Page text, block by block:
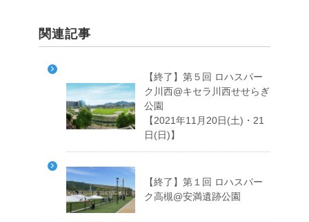
関連記事
【終了】第５回 ロハスパー
ク川西@キセラ川西せせらぎ
公園
【2021年11月20日(土)・21
日(日)】
【終了】第１回 ロハスパー
ク高槻@安満遺跡公園